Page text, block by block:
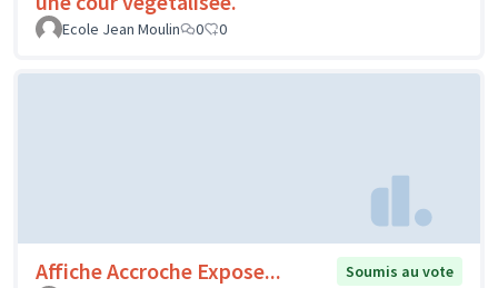
Ecole Jean Moulin 0 0
Affiche Accroche Expose...
Soumis au vote